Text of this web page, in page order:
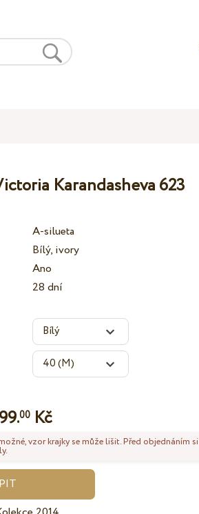
Karandasheva 623
A-silueta
Bílý, ivory
Ano
28 dní
00 Kč
vzor krajky se může lišit. Před objednáním si